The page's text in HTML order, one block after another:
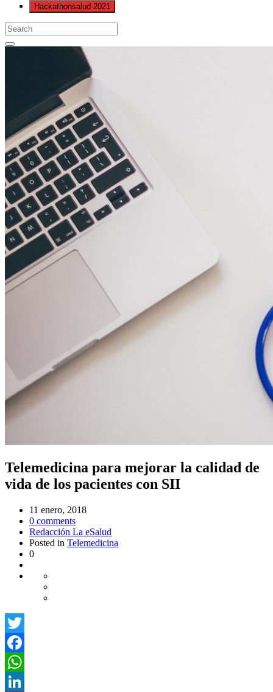
Hackathonsalud 2021
Telemedicina para mejorar la calidad de
vida de los pacientes con SII
11 enero, 2018
0 comments
Redacción La eSalud
Posted in Telemedicina
0
Twitter
Facebook
WhatsApp